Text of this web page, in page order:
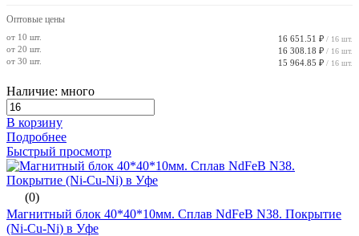
Оптовые цены
от 10 шт. 16 651.51 ₽ / 16 шт.
от 20 шт. 16 308.18 ₽ / 16 шт.
от 30 шт. 15 964.85 ₽ / 16 шт.
Наличие: много
В корзину
Подробнее
Быстрый просмотр
(0)
Магнитный блок 40*40*10мм. Сплав NdFeB N38. Покрытие
(Ni-Cu-Ni) в Уфе